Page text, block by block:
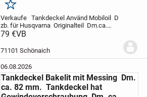
Merken
Verkaufe Tankdeckel Använd Mobiloil D
zb. für Husqvarna Originalteil Dm.ca.
85mm Krallenweite ca. 66 mm
nur auf Anfrage.Preis plus Porto
79 €VB
71101 Schönaich
06.08.2026
Tankdeckel Bakelit mit Messing Dm.
ca. 82 mm. Tankdeckel hat